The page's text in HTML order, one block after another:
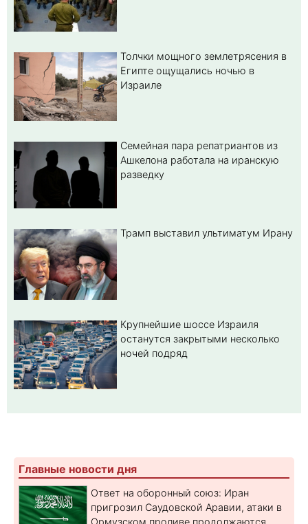
Толчки мощного землетрясения в
Египте ощущались ночью в
Израиле
Семейная пара репатриантов из
Ашкелона работала на иранскую
разведку
Трамп выставил ультиматум Ирану
Крупнейшие шоссе Израиля
останутся закрытыми несколько
ночей подряд
Главные новости дня
Ответ на оборонный союз: Иран
пригрозил Саудовской Аравии, атаки в
Ормузском проливе продолжаются